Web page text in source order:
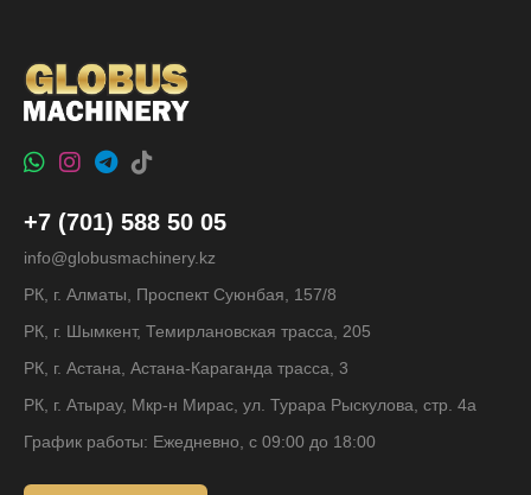
+7 (701) 588 50 05
info@globusmachinery.kz
РК, г. Алматы, Проспект Суюнбая, 157/8
РК, г. Шымкент, Темирлановская трасса, 205
РК, г. Астана, Астана-Караганда трасса, 3
РК, г. Атырау, Мкр-н Мирас, ул. Турара Рыскулова, стр. 4а
График работы: Ежедневно, с 09:00 до 18:00